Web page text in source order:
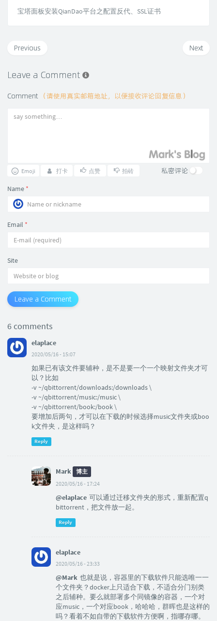
宝塔面板安装QianDao平台之配置反代、SSL证书
Next
Previous
Leave a Comment
Comment （请使用真实邮箱地址，以便接收评论回复信息）
Emoji 打卡 点赞 拍砖 私密评论
Name *
Email *
Site
Leave a Comment
6 comments
elaplace
2020/05/16 - 15:07
如果已有该文件要辅种，是不是要一个一个映射文件夹才可
以？比如
-v ~/qbittorrent/downloads:/downloads \
-v ~/qbittorrent/music:/music \
-v ~/qbittorrent/book:/book \
要增加后两句，才可以在下载的时候选择music文件夹或boo
k文件夹，是这样吗？
Reply
Mark
博主
2020/05/16 - 17:24
@elaplace 可以通过迁移文件夹的形式，重新配置q
bittorrent，把文件放一起。
Reply
elaplace
2020/05/16 - 23:33
@Mark 也就是说，容器里的下载软件只能选唯一一
个文件夹？docker上只适合下载，不适合分门别类
之后辅种。要么就部署多个同镜像的容器，一个对
应music，一个对应book，哈哈哈，群晖也是这样的
吗？看着不如自带的下载软件方便啊，指哪存哪。